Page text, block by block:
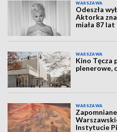
WARSZAWA
Odeszła
Aktorka
miała 87 lat
WARSZAWA
Kino Tęcza
plenerowe,
WARSZAWA
Instytucie